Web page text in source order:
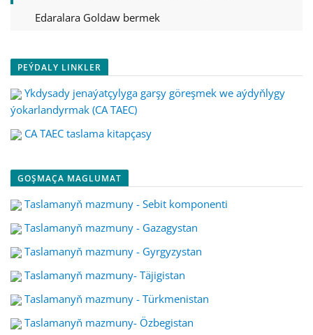
Edaralara Goldaw bermek
PEÝDALY LINKLER
Ykdysady jenaýatçylyga garşy göreşmek we aýdyňlygy
ýokarlandyrmak (CA TAEC)
CA TAEC taslama kitapçasy
GOŞMAÇA MAGLUMAT
Taslamanyň mazmuny - Sebit komponenti
Taslamanyň mazmuny - Gazagystan
Taslamanyň mazmuny - Gyrgyzystan
Taslamanyň mazmuny- Täjigistan
Taslamanyň mazmuny - Türkmenistan
Taslamanyň mazmuny- Özbegistan